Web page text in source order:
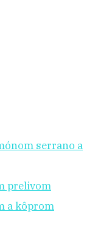
serrano a
prelivom
a kôprom